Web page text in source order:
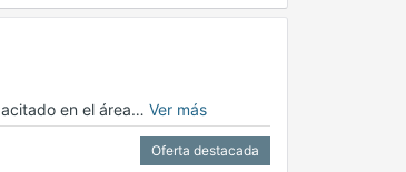
en el área… Ver más
Oferta destacada